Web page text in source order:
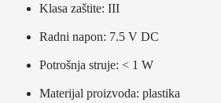
Klasa zaštite: III
Radni napon: 7.5 V DC
Potrošnja struje: < 1 W
Materijal proizvoda: plastika